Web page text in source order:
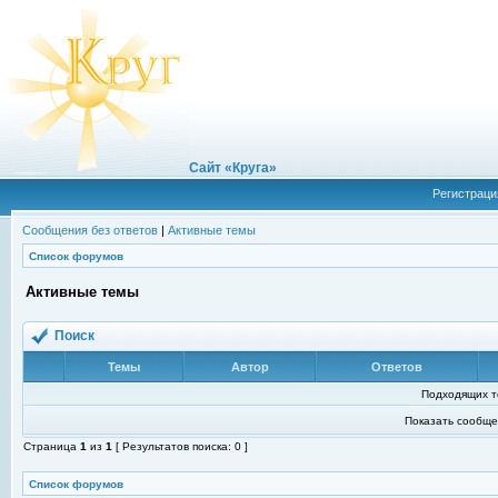
Сайт «Круга»
Сообщения без ответов | Активные темы
Список форумов
Активные темы
Поиск
Темы Автор Ответов
Подходящих
Показать
Страница 1 из 1 [ Результатов поиска: 0 ]
Список форумов